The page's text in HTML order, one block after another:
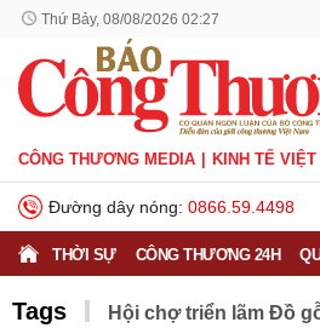
Thứ Bảy, 08/08/2026 02:27
CÔNG THƯƠNG MEDIA KINH TẾ VIỆT
Đường dây nóng: 0866.59.4498
THỜI SỰ CÔNG THƯƠNG 24H
Tags Hội chợ triển lãm Đồ